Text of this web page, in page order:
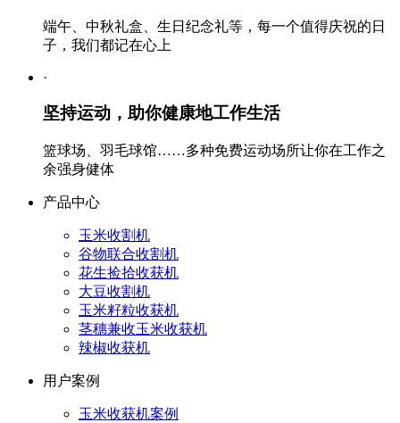
端午、中秋礼盒、生日纪念礼等，每一个值得庆祝的日
子，我们都记在心上
·
坚持运动，助你健康地工作生活
篮球场、羽毛球馆……多种免费运动场所让你在工作之
余强身健体
产品中心
玉米收割机
谷物联合收割机
花生捡拾收获机
大豆收割机
玉米籽粒收获机
茎穗兼收玉米收获机
辣椒收获机
用户案例
玉米收获机案例